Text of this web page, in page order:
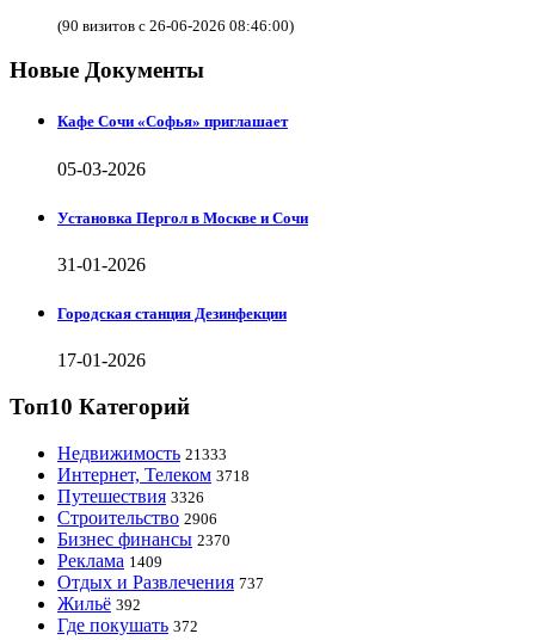
(90 визитов с 26-06-2026 08:46:00)
Новые Документы
Кафе Сочи «Софья» приглашает
05-03-2026
Установка Пергол в Москве и Сочи
31-01-2026
Городская станция Дезинфекции
17-01-2026
Топ10 Категорий
Недвижимость 21333
Интернет, Телеком 3718
Путешествия 3326
Строительство 2906
Бизнес финансы 2370
Реклама 1409
Отдых и Развлечения 737
Жильё 392
Где покушать 372